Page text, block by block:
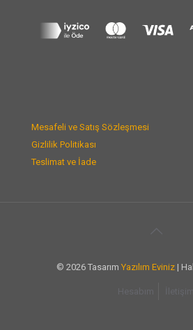
Mesafeli ve Satış Sözleşmesi
Gizlilik Politikası
Teslimat ve İade
© 2026 Tasarım Yazılım Eviniz |
Hesabım İletişim